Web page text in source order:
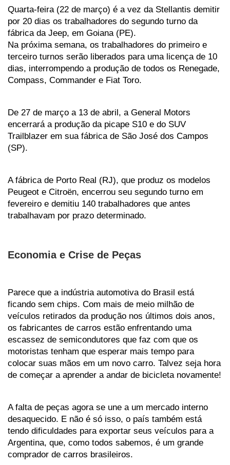
Quarta-feira (22 de março) é a vez da Stellantis demitir
por 20 dias os trabalhadores do segundo turno da
fábrica da Jeep, em Goiana (PE).
Na próxima semana, os trabalhadores do primeiro e
terceiro turnos serão liberados para uma licença de 10
dias, interrompendo a produção de todos os Renegade,
Compass, Commander e Fiat Toro.
De 27 de março a 13 de abril, a General Motors
encerrará a produção da picape S10 e do SUV
Trailblazer em sua fábrica de São José dos Campos
(SP).
A fábrica de Porto Real (RJ), que produz os modelos
Peugeot e Citroën, encerrou seu segundo turno em
fevereiro e demitiu 140 trabalhadores que antes
trabalhavam por prazo determinado.
Economia e Crise de Peças
Parece que a indústria automotiva do Brasil está
ficando sem chips. Com mais de meio milhão de
veículos retirados da produção nos últimos dois anos,
os fabricantes de carros estão enfrentando uma
escassez de semicondutores que faz com que os
motoristas tenham que esperar mais tempo para
colocar suas mãos em um novo carro. Talvez seja hora
de começar a aprender a andar de bicicleta novamente!
A falta de peças agora se une a um mercado interno
desaquecido. E não é só isso, o país também está
tendo dificuldades para exportar seus veículos para a
Argentina, que, como todos sabemos, é um grande
comprador de carros brasileiros.